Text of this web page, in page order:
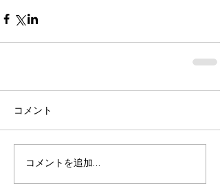
コメント
コメントを追加…